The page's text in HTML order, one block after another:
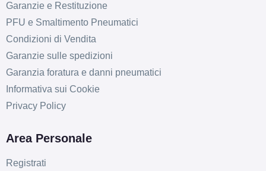
Garanzie e Restituzione
PFU e Smaltimento Pneumatici
Condizioni di Vendita
Garanzie sulle spedizioni
Garanzia foratura e danni pneumatici
Informativa sui Cookie
Privacy Policy
Area Personale
Registrati